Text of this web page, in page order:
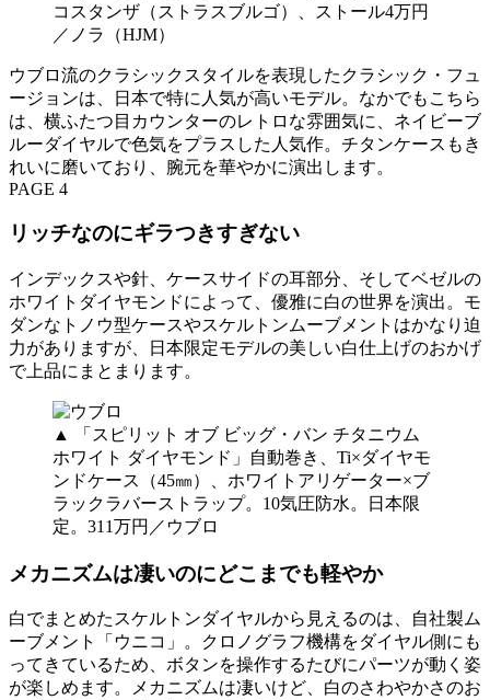
コスタンザ（ストラスブルゴ）、ストール4万円
／ノラ（HJM）
ウブロ流のクラシックスタイルを表現したクラシック・フュ
ージョンは、日本で特に人気が高いモデル。なかでもこちら
は、横ふたつ目カウンターのレトロな雰囲気に、ネイビーブ
ルーダイヤルで色気をプラスした人気作。チタンケースもき
れいに磨いており、腕元を華やかに演出します。
PAGE 4
リッチなのにギラつきすぎない
インデックスや針、ケースサイドの耳部分、そしてベゼルの
ホワイトダイヤモンドによって、優雅に白の世界を演出。モ
ダンなトノウ型ケースやスケルトンムーブメントはかなり迫
力がありますが、日本限定モデルの美しい白仕上げのおかげ
で上品にまとまります。
▲ 「スピリット オブ ビッグ・バン チタニウム
ホワイト ダイヤモンド」自動巻き、Ti×ダイヤモ
ンドケース（45㎜）、ホワイトアリゲーター×ブ
ラックラバーストラップ。10気圧防水。日本限
定。311万円／ウブロ
メカニズムは凄いのにどこまでも軽やか
白でまとめたスケルトンダイヤルから見えるのは、自社製ム
ーブメント「ウニコ」。クロノグラフ機構をダイヤル側にも
ってきているため、ボタンを操作するたびにパーツが動く姿
が楽しめます。メカニズムは凄いけど、白のさわやかさのお